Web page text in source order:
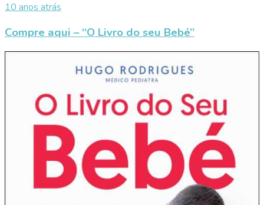
10 anos atrás
Compre aqui – “O Livro do seu Bebé”